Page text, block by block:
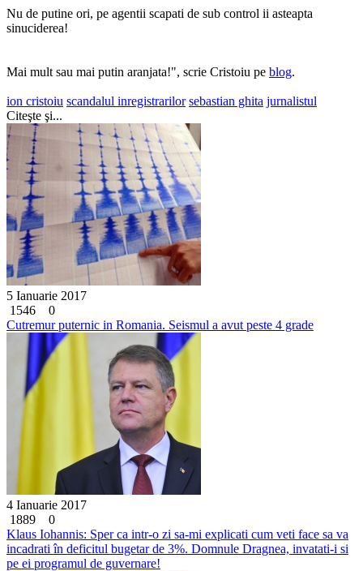
Nu de putine ori, pe agentii scapati de sub control ii asteapta
sinuciderea!
Mai mult sau mai putin aranjata!", scrie Cristoiu pe blog.
ion cristoiu scandalul inregistrarilor sebastian ghita jurnalistul
Citeşte şi...
5 Ianuarie 2017
1546
0
Cutremur puternic in Romania. Seismul a avut peste 4 grade
4 Ianuarie 2017
1889
0
Klaus Iohannis: Sper ca intr-o zi sa-mi explicati cum veti face sa va
incadrati în deficitul bugetar de 3%. Domnule Dragnea, invatati-i si
pe ei programul de guvernare!